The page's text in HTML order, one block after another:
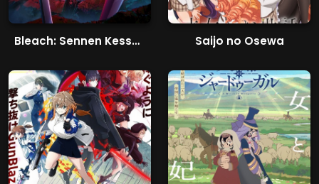
Bleach: Sennen Kessen-hen - Kashin-tan Saijo no Osewa